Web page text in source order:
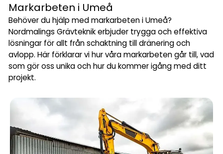
Markarbeten i Umeå
Behöver du hjälp med markarbeten i Umeå?
Nordmalings Grävteknik erbjuder trygga och effektiva
lösningar för allt från schaktning till dränering och
avlopp. Här förklarar vi hur våra markarbeten går till, vad
som gör oss unika och hur du kommer igång med ditt
projekt.